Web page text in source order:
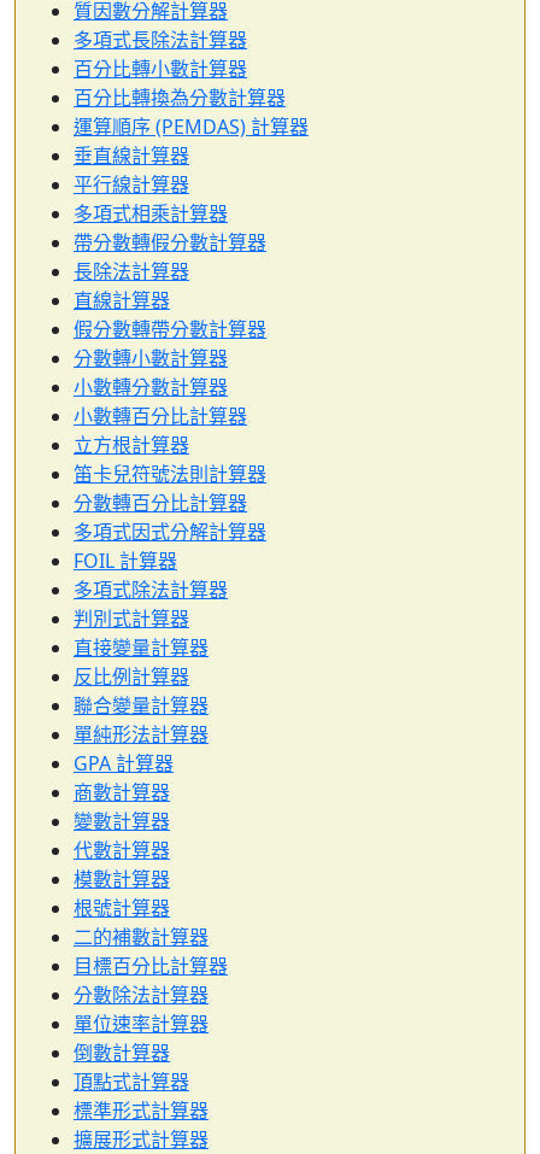
質因數分解計算器
多項式長除法計算器
百分比轉小數計算器
百分比轉換為分數計算器
運算順序 (PEMDAS) 計算器
垂直線計算器
平行線計算器
多項式相乘計算器
帶分數轉假分數計算器
長除法計算器
直線計算器
假分數轉帶分數計算器
分數轉小數計算器
小數轉分數計算器
小數轉百分比計算器
立方根計算器
笛卡兒符號法則計算器
分數轉百分比計算器
多項式因式分解計算器
FOIL 計算器
多項式除法計算器
判別式計算器
直接變量計算器
反比例計算器
聯合變量計算器
單純形法計算器
GPA 計算器
商數計算器
變數計算器
代數計算器
模數計算器
根號計算器
二的補數計算器
目標百分比計算器
分數除法計算器
單位速率計算器
倒數計算器
頂點式計算器
標準形式計算器
擴展形式計算器